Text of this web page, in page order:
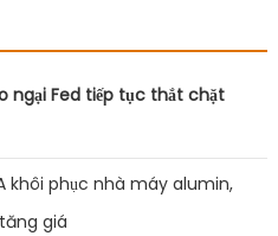
ngại Fed tiếp tục thắt chặt
khôi phục nhà máy alumin,
giá